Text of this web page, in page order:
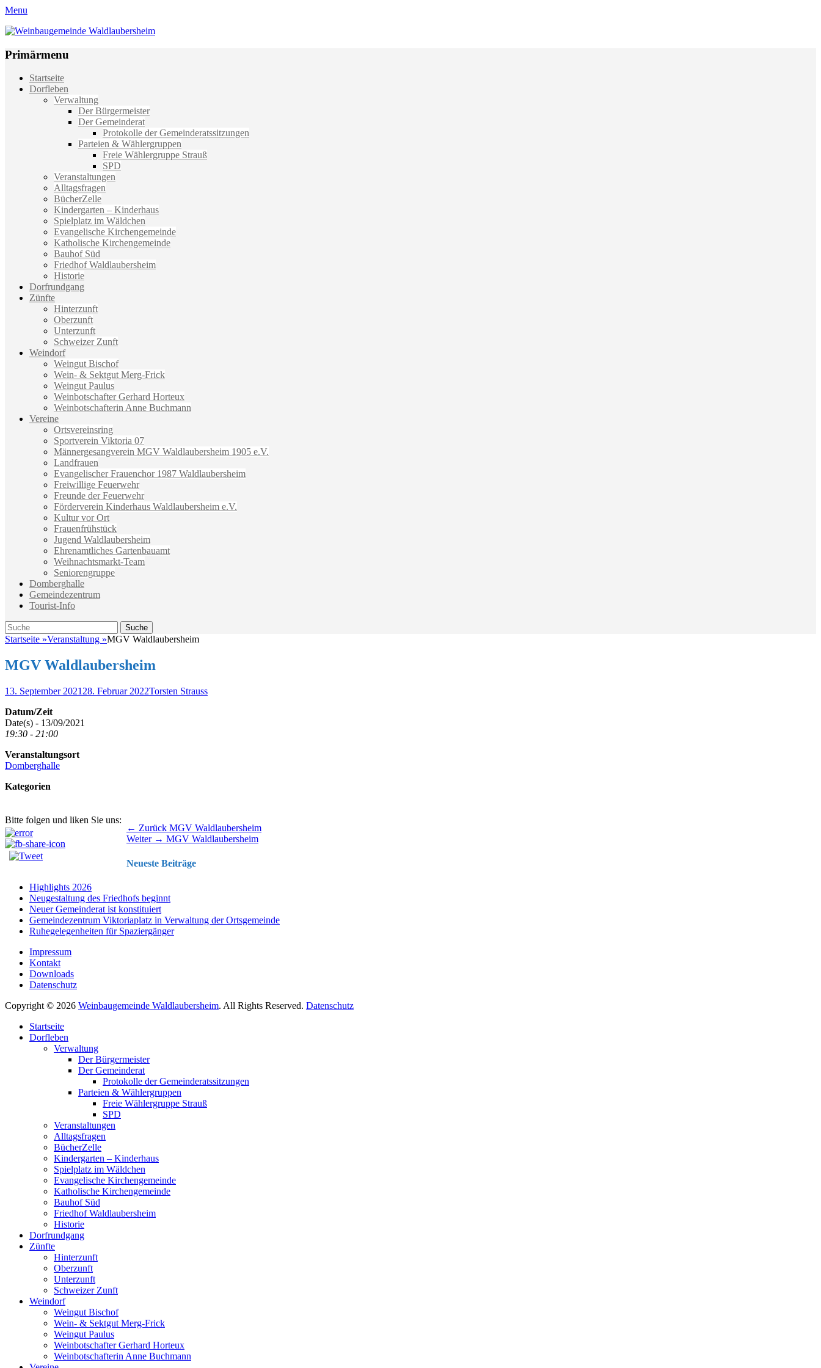
Menu
Weinbaugemeinde Waldlaubersheim
Primärmenu
Weiter
zum
Startseite
Dorfleben
Verwaltung
Der Bürgermeister
Der Gemeinderat
Protokolle der Gemeinderatssitzungen
Parteien & Wählergruppen
Freie Wählergruppe Strauß
SPD
Veranstaltungen
Alltagsfragen
BücherZelle
Kindergarten – Kinderhaus
Spielplatz im Wäldchen
Evangelische Kirchengemeinde
Katholische Kirchengemeinde
Bauhof Süd
Friedhof Waldlaubersheim
Historie
Dorfrundgang
Zünfte
Hinterzunft
Oberzunft
Unterzunft
Schweizer Zunft
Weindorf
Weingut Bischof
Wein- & Sektgut Merg-Frick
Weingut Paulus
Weinbotschafter Gerhard Horteux
Weinbotschafterin Anne Buchmann
Vereine
Ortsvereinsring
Sportverein Viktoria 07
Männergesangverein MGV Waldlaubersheim 1905 e.V.
Landfrauen
Evangelischer Frauenchor 1987 Waldlaubersheim
Freiwillige Feuerwehr
Freunde der Feuerwehr
Förderverein Kinderhaus Waldlaubersheim e.V.
Kultur vor Ort
Frauenfrühstück
Jugend Waldlaubersheim
Ehrenamtliches Gartenbauamt
Weihnachtsmarkt-Team
Seniorengruppe
Domberghalle
Gemeindezentrum
Tourist-Info
Suche
Suche
nach:
Startseite »Veranstaltung »MGV Waldlaubersheim
MGV Waldlaubersheim
Veröffentlicht
13. September 2021 28. Februar 2022Autor
Torsten Strauss
Datum/Zeit
Date(s) - 13/09/2021
19:30 - 21:00
Veranstaltungsort
Domberghalle
Kategorien
Bitte folgen und liken Sie uns:
Beitragsnavigation ← Zurück Vorhergehender
Beitrag:
MGV Waldlaubersheim
Weiter → Nächster
MGV Waldlaubersheim
Neueste Beiträge
Highlights 2026
Neugestaltung des Friedhofs beginnt
Neuer Gemeinderat ist konstituiert
Gemeindezentrum Viktoriaplatz in Verwaltung der Ortsgemeinde
Ruhegelegenheiten für Spaziergänger
Impressum
Kontakt
Downloads
Datenschutz
Copyright © 2026 Weinbaugemeinde Waldlaubersheim. All Rights Reserved. Datenschutz
oben
scrollen
Startseite
Dorfleben
Verwaltung
Der Bürgermeister
Der Gemeinderat
Protokolle der Gemeinderatssitzungen
Parteien & Wählergruppen
Freie Wählergruppe Strauß
SPD
Veranstaltungen
Alltagsfragen
BücherZelle
Kindergarten – Kinderhaus
Spielplatz im Wäldchen
Evangelische Kirchengemeinde
Katholische Kirchengemeinde
Bauhof Süd
Friedhof Waldlaubersheim
Historie
Dorfrundgang
Zünfte
Hinterzunft
Oberzunft
Unterzunft
Schweizer Zunft
Weindorf
Weingut Bischof
Wein- & Sektgut Merg-Frick
Weingut Paulus
Weinbotschafter Gerhard Horteux
Weinbotschafterin Anne Buchmann